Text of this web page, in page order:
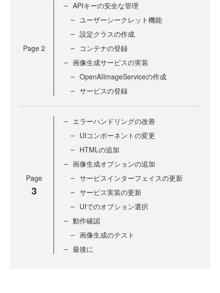
Page 2
APIキーの安全な管理
ユーザーシークレット機能
設定クラスの作成
コンテナの登録
画像生成サービスの実装
OpenAIImageServiceの作成
サービスの登録
Page
3
エラーハンドリングの改善
UIコンポーネントの変更
HTMLの追加
画像生成オプションの追加
サービスインターフェイスの更新
サービス実装の更新
UIでのオプション選択
動作確認
画像生成のテスト
最後に